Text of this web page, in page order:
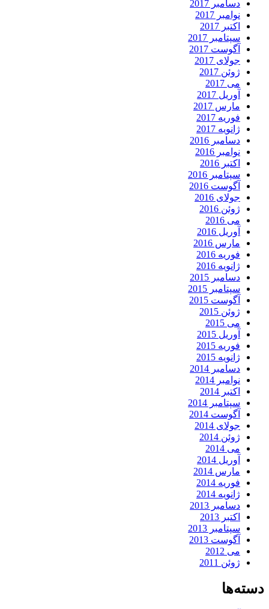
دسامبر 2017
نوامبر 2017
اکتبر 2017
سپتامبر 2017
آگوست 2017
جولای 2017
ژوئن 2017
می 2017
آوریل 2017
مارس 2017
فوریه 2017
ژانویه 2017
دسامبر 2016
نوامبر 2016
اکتبر 2016
سپتامبر 2016
آگوست 2016
جولای 2016
ژوئن 2016
می 2016
آوریل 2016
مارس 2016
فوریه 2016
ژانویه 2016
دسامبر 2015
سپتامبر 2015
آگوست 2015
ژوئن 2015
می 2015
آوریل 2015
فوریه 2015
ژانویه 2015
دسامبر 2014
نوامبر 2014
اکتبر 2014
سپتامبر 2014
آگوست 2014
جولای 2014
ژوئن 2014
می 2014
آوریل 2014
مارس 2014
فوریه 2014
ژانویه 2014
دسامبر 2013
اکتبر 2013
سپتامبر 2013
آگوست 2013
می 2012
ژوئن 2011
دسته‌ها